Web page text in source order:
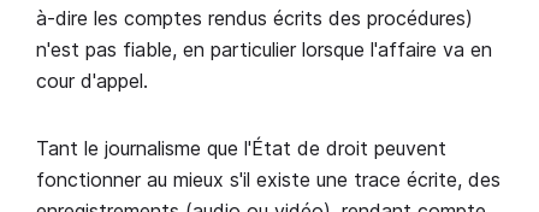
à-dire les comptes rendus écrits des procédures)
n'est pas fiable, en particulier lorsque l'affaire va en
cour d'appel.
Tant le journalisme que l'État de droit peuvent
fonctionner au mieux s'il existe une trace écrite, des